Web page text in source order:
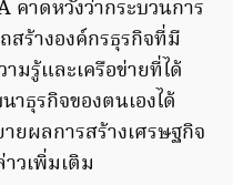
คาดหวังว่ากระบวนการ
สร้างองค์กรธุรกิจที่มี
มรู้และเครือข่ายที่ได้
ธุรกิจของตนเองได้
ยผลการสร้างเศรษฐกิจ
วเพิ่มเติม